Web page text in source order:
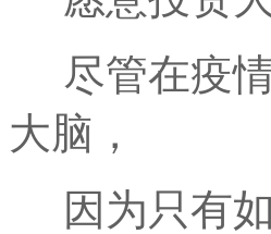
尽管在疫情
大脑，
因为只有如